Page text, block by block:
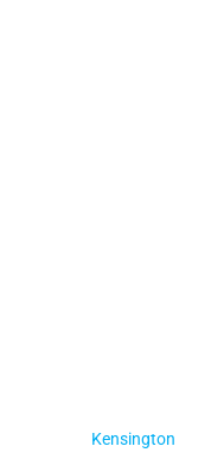
Kensington